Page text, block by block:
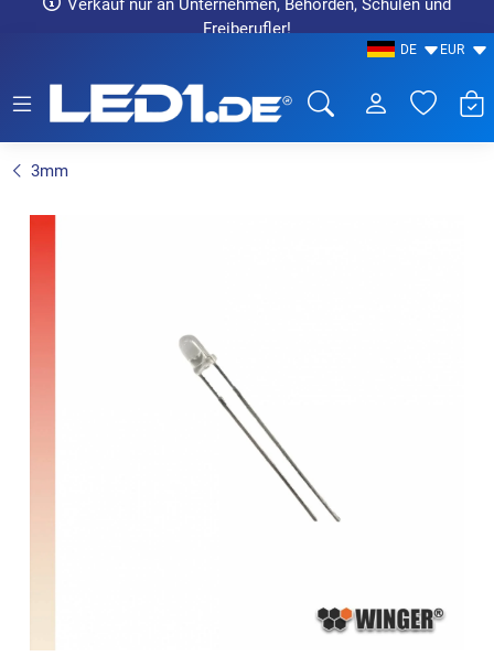
Verkauf nur an Unternehmen, Behörden, Schulen und
Freiberufler!
DE EUR
3mm